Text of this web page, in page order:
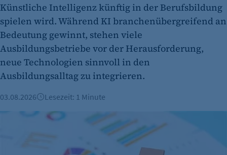
Zweck:
Dieser Cookie speichert die ausgewählten
Einverständnis-Optionen des Benutzers
Cookie Laufzeit:
1 Jahr
Künstliche Intelligenz künftig in der Berufsbildung
spielen wird. Während KI branchenübergreifend an
Bedeutung gewinnt, stehen viele
Ausbildungsbetriebe vor der Herausforderung,
neue Technologien sinnvoll in den
Ausbildungsalltag zu integrieren.
03.08.2026 Lesezeit: 1 Minute
Mehr Arbeitslose in Berlin - Noch viele offene